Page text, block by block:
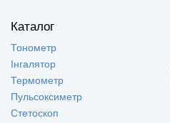
Каталог
Тонометр
Інгалятор
Термометр
Пульсоксиметр
Стетоскоп